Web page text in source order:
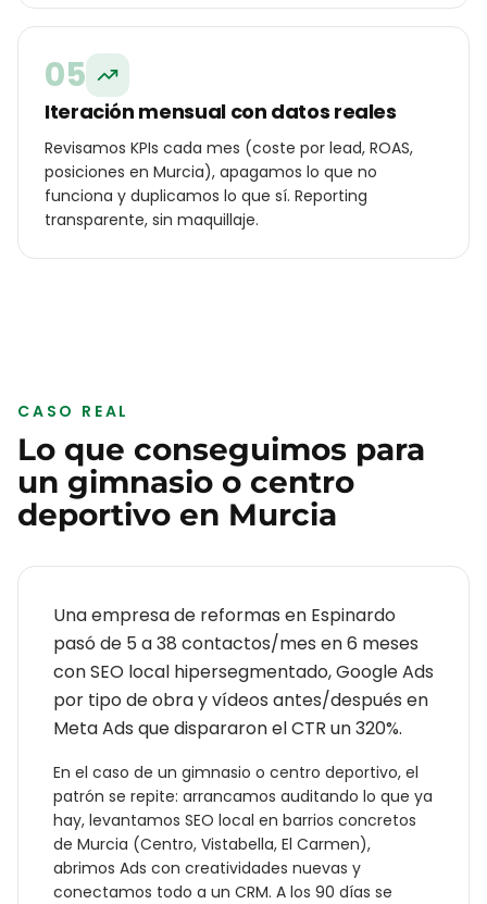
05
Iteración mensual con datos reales
Revisamos KPIs cada mes (coste por lead, ROAS,
posiciones en Murcia), apagamos lo que no
funciona y duplicamos lo que sí. Reporting
transparente, sin maquillaje.
CASO REAL
Lo que conseguimos para
un gimnasio o centro
deportivo en Murcia
Una empresa de reformas en Espinardo
pasó de 5 a 38 contactos/mes en 6 meses
con SEO local hipersegmentado, Google Ads
por tipo de obra y vídeos antes/después en
Meta Ads que dispararon el CTR un 320%.
En el caso de un gimnasio o centro deportivo, el
patrón se repite: arrancamos auditando lo que ya
hay, levantamos SEO local en barrios concretos
de Murcia (Centro, Vistabella, El Carmen),
abrimos Ads con creatividades nuevas y
conectamos todo a un CRM. A los 90 días se